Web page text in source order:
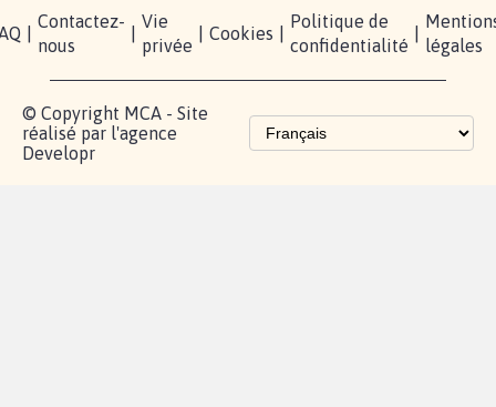
Contactez-
nous
Vie
privée
Cookies
Politique de
confidentialité
légales
© Copyright MCA - Site
réalisé par l'agence
Developr